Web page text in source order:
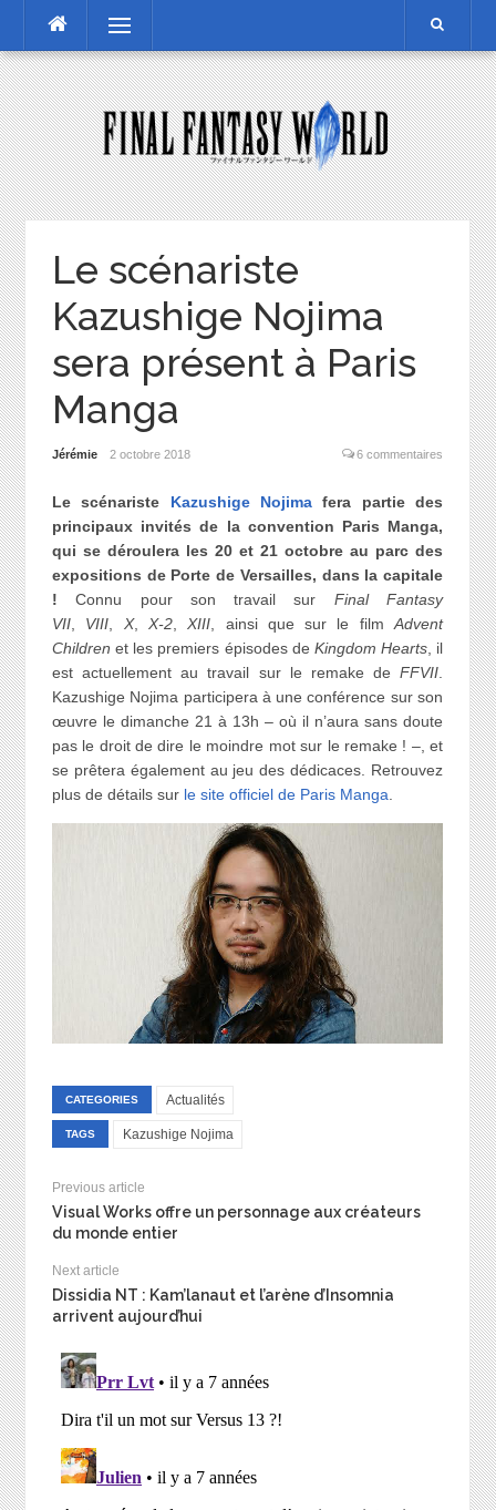
content
Menu
Le scénariste
Kazushige Nojima
sera présent à Paris
Manga
Jérémie 2 octobre 2018 6 commentaires
Le scénariste Kazushige Nojima fera partie des
principaux invités de la convention Paris Manga,
qui se déroulera les 20 et 21 octobre au parc des
expositions de Porte de Versailles, dans la capitale
! Connu pour son travail sur Final Fantasy
VII, VIII X, X-2, XIII , ainsi que sur le filmAdvent
Children et les premiers épisodes de Kingdom Hearts, il
est actuellement au travail sur le remake deFFVII
Kazushige Nojima participera à une conférence sur son
œuvre le dimanche 21 à 13h – où il n’aura sans doute
pas le droit de dire le moindre mot sur le remake ! –, et
se prêtera également au jeu des dédicaces. Retrouvez
plus de détails sur le site officiel de Paris Manga
CATEGORIES Actualités
TAGS Kazushige Nojima
Previous article
Visual Works offre un personnage aux créateurs
du monde entier
Next article
Dissidia NT : Kam’lanaut et l’arène d’Insomnia
arrivent aujourd’hui